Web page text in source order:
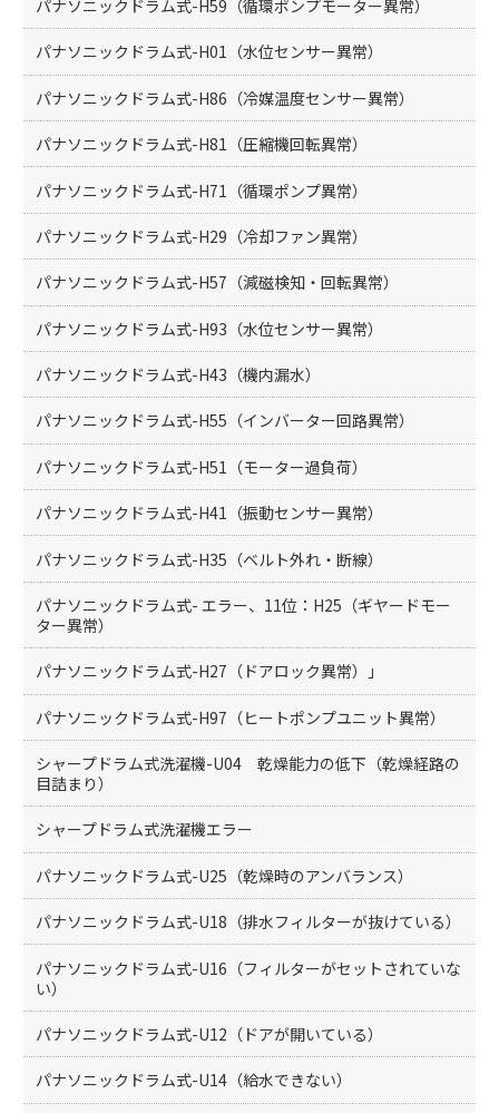
パナソニックドラム式-H59（循環ポンプモーター異常）
パナソニックドラム式-H01（水位センサー異常）
パナソニックドラム式-H86（冷媒温度センサー異常）
パナソニックドラム式-H81（圧縮機回転異常）
パナソニックドラム式-H71（循環ポンプ異常）
パナソニックドラム式-H29（冷却ファン異常）
パナソニックドラム式-H57（減磁検知・回転異常）
パナソニックドラム式-H93（水位センサー異常）
パナソニックドラム式-H43（機内漏水）
パナソニックドラム式-H55（インバーター回路異常）
パナソニックドラム式-H51（モーター過負荷）
パナソニックドラム式-H41（振動センサー異常）
パナソニックドラム式-H35（ベルト外れ・断線）
パナソニックドラム式- エラー、11位：H25（ギヤードモー
ター異常）
パナソニックドラム式-H27（ドアロック異常）」
パナソニックドラム式-H97（ヒートポンプユニット異常）
シャープドラム式洗濯機-U04 乾燥能力の低下（乾燥経路の
目詰まり）
シャープドラム式洗濯機エラー
パナソニックドラム式-U25（乾燥時のアンバランス）
パナソニックドラム式-U18（排水フィルターが抜けている）
パナソニックドラム式-U16（フィルターがセットされていな
い）
パナソニックドラム式-U12（ドアが開いている）
パナソニックドラム式-U14（給水できない）